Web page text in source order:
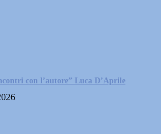
con l’autore” Luca D’Aprile